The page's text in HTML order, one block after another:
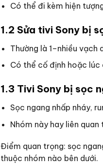
Có thể đi kèm hiện
1.2 Sửa tivi Sony bị
Thường là 1–nhiều vạch
Có thể cố định hoặc lúc
1.3 Tivi Sony bị sọc
Sọc ngang nhấp nháy,
Nhóm này hay liên
Điểm quan trọng: sọc
thuộc nhóm nào bên dưới.